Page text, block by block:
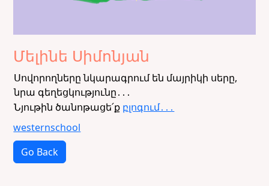
Մելինե Սիմոնյան
Սովորողները նկարագրում են մայրիկի սերը,
նրա գեղեցկությունը․․․
Նյութին ծանոթացե՛ք բլոգում․․․
westernschool
Go Back